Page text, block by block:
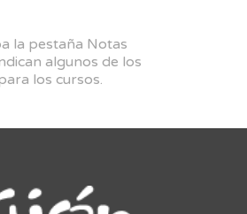
la pestaña Notas
algunos de los
los cursos.